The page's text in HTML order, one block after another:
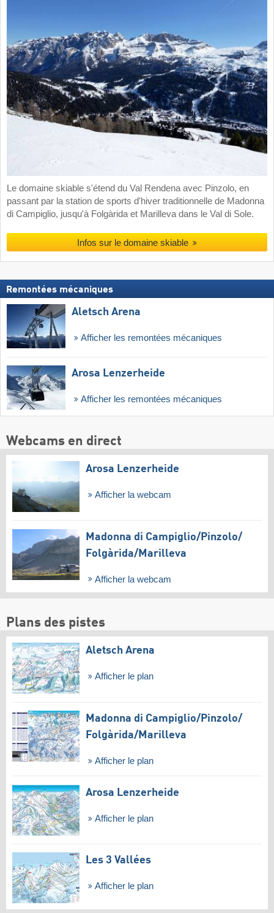
Le domaine skiable s'étend du Val Rendena avec Pinzolo, en
passant par la station de sports d'hiver traditionnelle de Madonna
di Campiglio, jusqu'à Folgàrida et Marilleva dans le Val di Sole.
Infos sur le domaine skiable
Remontées mécaniques
Aletsch Arena
Afficher les remontées mécaniques
Arosa Lenzerheide
Afficher les remontées mécaniques
Webcams en direct
Arosa Lenzerheide
Afficher la webcam
Madonna di Campiglio/​Pinzolo/​
Folgàrida/​Marilleva
Afficher la webcam
Plans des pistes
Aletsch Arena
Afficher le plan
Madonna di Campiglio/​Pinzolo/​
Folgàrida/​Marilleva
Afficher le plan
Arosa Lenzerheide
Afficher le plan
Les 3 Vallées
Afficher le plan